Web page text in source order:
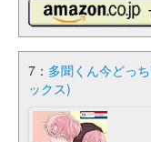
7： 多聞くん今どっ
ックス)